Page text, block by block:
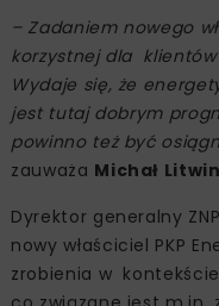
– Zadaniem nowego
korzystnej dla
Wydaje się, że
jest tutaj dobrym
powinno też być
zauważa Michał Litwin
Dyrektor generalny
nowy właściciel PKP
zrobienia w